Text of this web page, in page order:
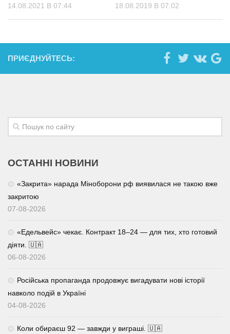
14.08.2021 В 07:44 18.08.2019 В 07:02
ПРИЄДНУЙТЕСЬ:
ОСТАННІ НОВИНИ
«Закрита» нарада Міноборони рф виявилася не такою вже
закритою
07-08-2026
«Едельвейс» чекає. Контракт 18–24 — для тих, хто готовий
діяти. 🇺🇦
06-08-2026
Російська пропаганда продовжує вигадувати нові історії
навколо подій в Україні
04-08-2026
Коли обираєш 92 — завжди у виграші. 🇺🇦